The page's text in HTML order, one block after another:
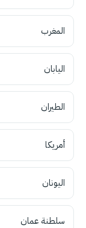
المغرب
اليابان
الطيران
أمريكا
اليونان
سلطنة عمان